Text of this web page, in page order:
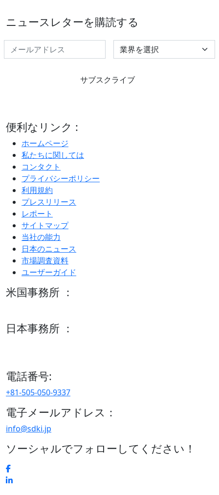
ニュースレターを購読する
Select Industry
サブスクライブ
便利なリンク :
ホームページ
私たちに関しては
コンタクト
プライバシーポリシー
利用規約
プレスリリース
レポート
サイトマップ
当社の能力
日本のニュース
市場調査資料
ユーザーガイド
米国事務所 ：
日本事務所 ：
電話番号:
+81-505-050-9337
電子メールアドレス：
info@sdki.jp
ソーシャルでフォローしてください！